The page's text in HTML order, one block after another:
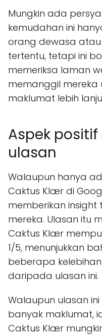
Mungkin ada
kemudahan ini
orang dewasa
tertentu, tetapi ini
memeriksa laman
memanggil
maklumat lebih
Aspek
ulasan
Walaupun hanya
Caktus Klær di
memberikan insight
mereka. Ulasan itu
Caktus Klær
1/5, menunjukkan
beberapa
daripada ulasan ini.
Walaupun ulasan
banyak maklumat,
Caktus Klær